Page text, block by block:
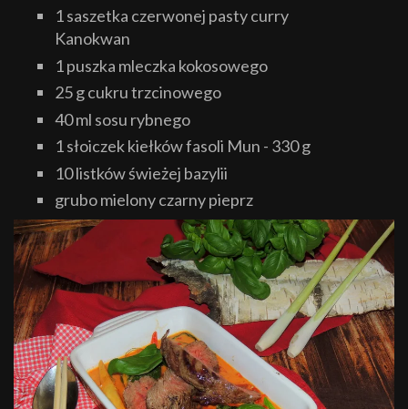
1 saszetka czerwonej pasty curry
Kanokwan
1 puszka mleczka kokosowego
25 g cukru trzcinowego
40 ml sosu rybnego
1 słoiczek kiełków fasoli Mun - 330 g
10 listków świeżej bazylii
grubo mielony czarny pieprz